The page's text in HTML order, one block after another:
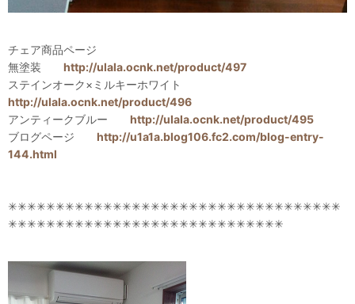
チェア商品ページ
無塗装 http://ulala.ocnk.net/product/497
ステインオーク×ミルキーホワイト
http://ulala.ocnk.net/product/496
アンティークブルー http://ulala.ocnk.net/product/495
ブログページ http://u1a1a.blog106.fc2.com/blog-entry-
144.html
✳✳✳✳✳✳✳✳✳✳✳✳✳✳✳✳✳✳✳✳✳✳✳✳✳✳✳✳✳✳✳✳✳✳✳
✳✳✳✳✳✳✳✳✳✳✳✳✳✳✳✳✳✳✳✳✳✳✳✳✳✳✳✳✳